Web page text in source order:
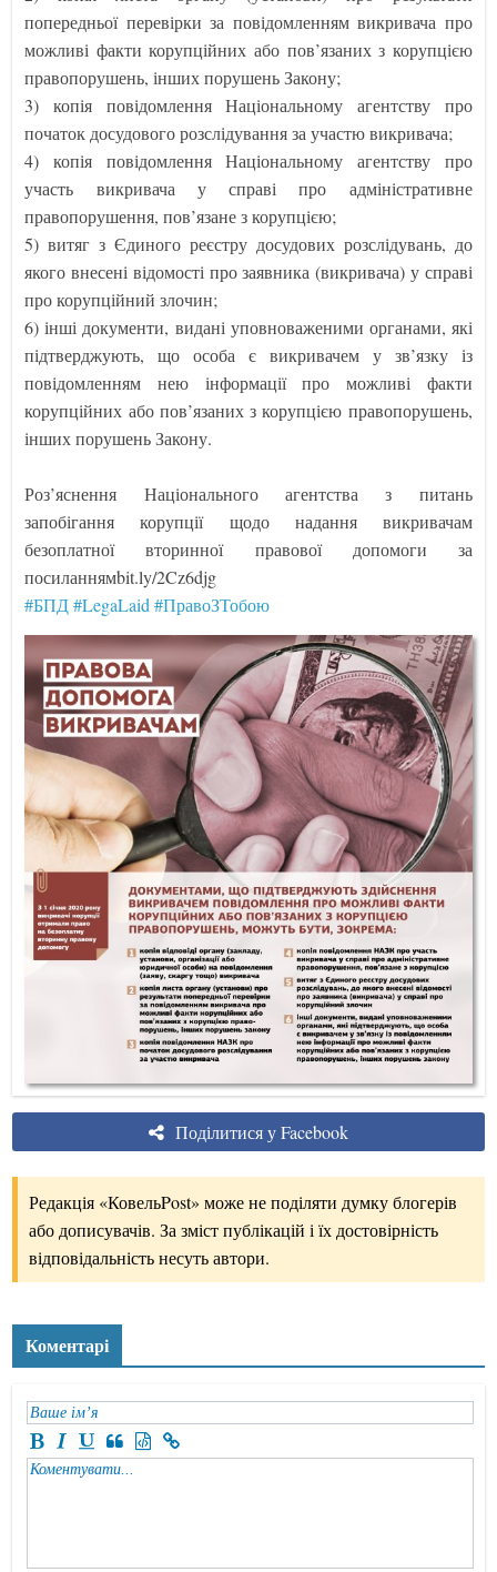
попередньої перевірки за повідомленням викривача про
можливі факти корупційних або пов’язаних з корупцією
правопорушень, інших порушень Закону;
3) копія повідомлення Національному агентству про
початок досудового розслідування за участю викривача;
4) копія повідомлення Національному агентству про
участь викривача у справі про адміністративне
правопорушення, пов’язане з корупцією;
5) витяг з Єдиного реєстру досудових розслідувань, до
якого внесені відомості про заявника (викривача) у справі
про корупційний злочин;
6) інші документи, видані уповноваженими органами, які
підтверджують, що особа є викривачем у зв’язку із
повідомленням нею інформації про можливі факти
корупційних або пов’язаних з корупцією правопорушень,
інших порушень Закону.
Роз’яснення Національного агентства з питань
запобігання корупції щодо надання викривачам
безоплатної вторинної правової допомоги за
посиланнямbit.ly/2Cz6djg
#БПД #LegaLaid #ПравоЗТобою
Поділитися у Facebook
Редакція «КовельPost» може не поділяти думку блогерів
або дописувачів. За зміст публікацій і їх достовірність
відповідальність несуть автори.
Коментарі